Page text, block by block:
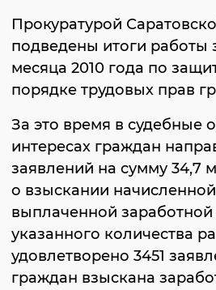
Прокуратурой
подведены итоги работы
месяца 2010 года по
порядке трудовых прав
За это время в судебные
интересах граждан
заявлений на сумму 34,7
о взыскании
выплаченной
указанного количества
удовлетворено 3451
граждан взыскана